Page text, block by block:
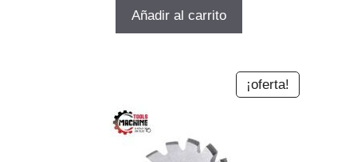
original
actual
Añadir al carrito
¡oferta!